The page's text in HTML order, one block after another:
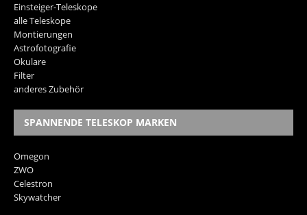
Einsteiger-Teleskope
alle Teleskope
Montierungen
Astrofotografie
Okulare
Filter
anderes Zubehör
SPANNENDE TELESKOP MARKEN
Omegon
ZWO
Celestron
Skywatcher